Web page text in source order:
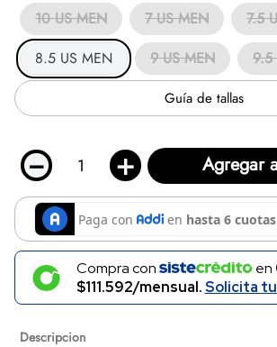
10 US MEN 7 US MEN
7.5
8.5 US MEN
9 US MEN 9.5
Guía de tallas
＋
－ Agregar
Compra con en
$111.592/mensual.Solicita
Descripcion